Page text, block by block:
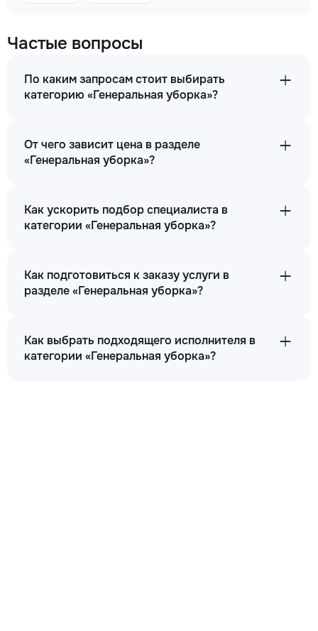
Частые вопросы
По каким запросам стоит выбирать
категорию «Генеральная уборка»?
От чего зависит цена в разделе
«Генеральная уборка»?
Как ускорить подбор специалиста в
категории «Генеральная уборка»?
Как подготовиться к заказу услуги в
разделе «Генеральная уборка»?
Как выбрать подходящего исполнителя в
категории «Генеральная уборка»?